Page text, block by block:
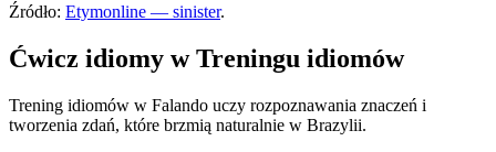
Źródło: Etymonline — sinister.
Ćwicz idiomy w Treningu idiomów
Trening idiomów w Falando uczy rozpoznawania znaczeń i
tworzenia zdań, które brzmią naturalnie w Brazylii.